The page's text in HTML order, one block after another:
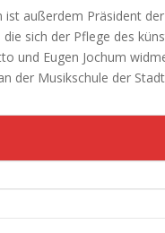
ist außerdem Präsident
die sich der Pflege des
und Eugen Jochum
der Musikschule der